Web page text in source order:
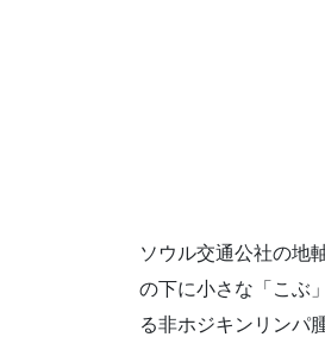
ソウル交通公社の地
の下に小さな「こぶ
る非ホジキンリンパ